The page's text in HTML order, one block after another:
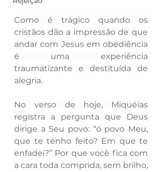
Como é trágico quando os
cristãos dão a impressão de que
andar com Jesus em obediência
é uma experiência
traumatizante e destituída de
alegria.
No verso de hoje, Miquéias
registra a pergunta que Deus
dirige a Seu povo: “ó povo Meu,
que te tenho feito? Em que te
enfadei?” Por que você fica com
a cara toda comprida, sem brilho,